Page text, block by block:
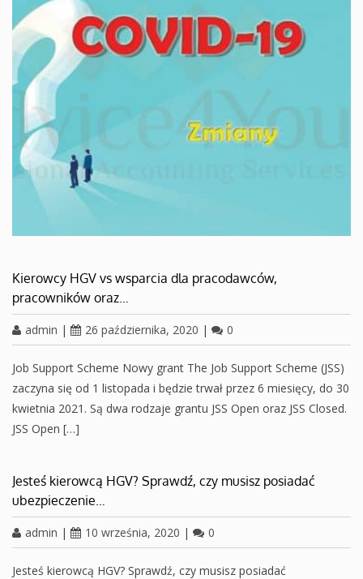
Kierowcy HGV vs wsparcia dla pracodawców,
pracowników oraz…
admin | 26 października, 2020 | 0
Job Support Scheme Nowy grant The Job Support Scheme (JSS)
zaczyna się od 1 listopada i będzie trwał przez 6 miesięcy, do 30
kwietnia 2021. Są dwa rodzaje grantu JSS Open oraz JSS Closed.
JSS Open […]
Jesteś kierowcą HGV? Sprawdź, czy musisz posiadać
ubezpieczenie…
admin | 10 września, 2020 | 0
Jesteś kierowcą HGV? Sprawdź, czy musisz posiadać